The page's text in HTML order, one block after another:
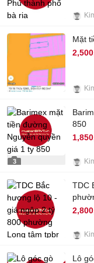
Mặt
3
850
TDC
Lô